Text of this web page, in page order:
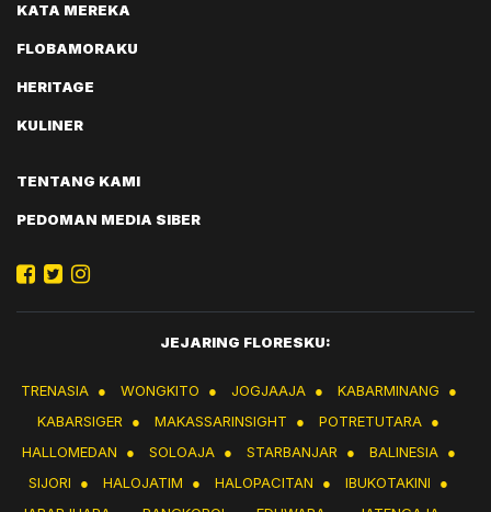
KATA MEREKA
FLOBAMORAKU
HERITAGE
KULINER
TENTANG KAMI
PEDOMAN MEDIA SIBER
JEJARING FLORESKU:
TRENASIA ● WONGKITO ● JOGJAAJA ● KABARMINANG
●
KABARSIGER ● MAKASSARINSIGHT ● POTRETUTARA ●
HALLOMEDAN
● SOLOAJA ● STARBANJAR ● BALINESIA ●
SIJORI
● HALOJATIM ● HALOPACITAN ● IBUKOTAKINI
●